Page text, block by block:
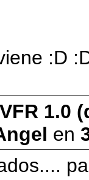
:D
1.0
en